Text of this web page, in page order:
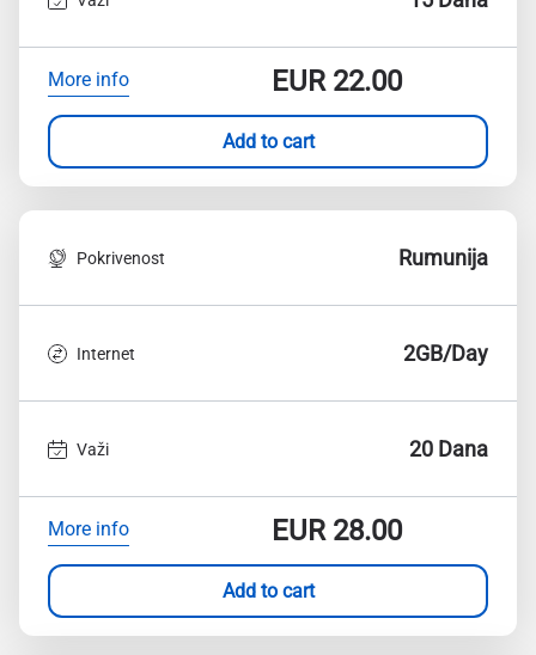
More info EUR22.00
Add to cart
Pokrivenost Rumunija
Internet 2GB/Day
Važi 20 Dana
More info EUR28.00
Add to cart